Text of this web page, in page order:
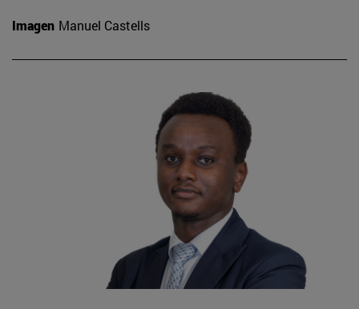
Imagen Manuel Castells